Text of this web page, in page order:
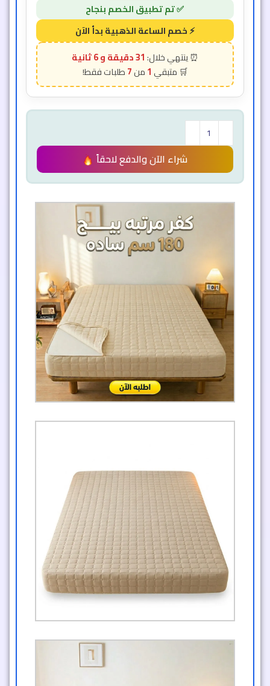
31 دقيقة و 2 ثانية
1
7
شراء الآن والدفع لاحقاً